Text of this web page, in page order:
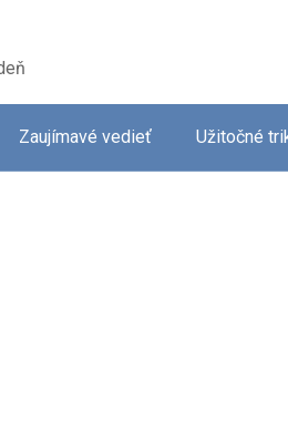
Zaujímavé vedieť Užitočné